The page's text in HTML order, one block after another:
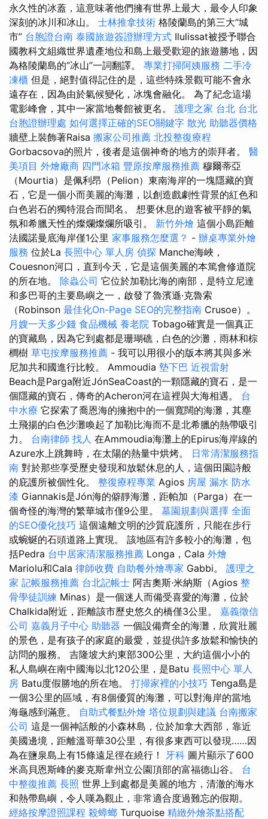
永久性的冰蓋，這意味著他們擁有世界上最大，最令人印象
深刻的冰川和冰山。 士林推拿技術 格陵蘭島的第三大“城
市” 台胞證台南 泰國旅遊簽證辦理方式 Ilulissat被授予聯合
國教科文組織世界遺產地位和島上最受歡迎的旅遊勝地，因
為格陵蘭島的“冰山”一詞翻譯。 專業打掃阿姨服務 二手冷
凍櫃 但是，絕對值得記住的是，這些特殊景觀可能不會永
遠存在，因為由於氣候變化，冰塊會融化。 為了紀念這場
電影峰會，其中一家當地餐館被更名。 護理之家 台北 台北
台胞證辦理處 如何選擇正確的SEO關鍵字 散光 助聽器價格
牆壁上裝飾著Raisa 搬家公司推薦 北投整復療程
Gorbacsova的照片，後者是這個神奇的地方的崇拜者。 醫
美項目 外燴廠商 四門冰箱 豐原按摩服務推薦 穆爾蒂亞
（Mourtia）是佩利昂（Pelion）東南海岸的一塊隱藏的寶
石，它是一個小而美麗的海灘，以創造戲劇性背景的紅色和
白色岩石的獨特混合而聞名。 想要休息的遊客被平靜的氣
氛和希臘天性的燦爛燦爛所吸引。 新竹外燴 這個小島距離
法國諾曼底海岸僅1公里 家事服務怎麼選？ - 辦桌專業外燴
服務 位於La 長照中心 單人房 偵探 Manche海峽，
Couesnon河口，直到今天，它是這個美麗的本篤會修道院
的所在地。 除蟲公司 它位於加勒比海的南部，是特立尼達
和多巴哥的主要島嶼之一，啟發了魯濱遜·克魯索
（Robinson 最佳化On-Page SEO的完整指南 Crusoe）。
月嫂一天多少錢 食品機械 養老院 Tobago確實是一個真正
的寶藏島，因為它到處都是珊瑚礁，白色的沙灘，雨林和棕
櫚樹 草屯按摩服務推薦 - 我可以用很小的版本將其與多米
尼加共和國進行比較。 Ammoudia 墊下巴 近視雷射
Beach是Parga附近JónSeaCoast的一顆隱藏的寶石，是一
個隱藏的寶石，傳奇的Acheron河在這裡與大海相遇。 台
中水療 它探索了喬恩海的擁抱中的一個寬闊的海灘，其塵
土飛揚的白色沙灘喚起了加勒比海而不是北希臘的熱帶吸引
力。 台南律師 找人 在Ammoudia海灘上的Epirus海岸線的
Azure水上跳舞時，在太陽的熱量中烘烤。 日常清潔服務指
南 對於那些享受歷史發現和放鬆休息的人，這個田園詩般
的庇護所被個性化。 整復療程專業 Agios 房屋 漏水 防水
漆 Giannakis是Jón海的僻靜海灘，距帕加（Parga）在一
個奇怪的海灣的繁華城市僅9公里。 墓園規劃與選擇 全面
的SEO優化技巧 這個遠離文明的沙質庇護所，只能在步行
或蜿蜒的石頭道路上實現。 該地區有許多較小的海灘，包
括Pedra 台中居家清潔服務推薦 Longa，Cala 外燴
Mariolu和Cala 律師收費 自助餐外燴專家 Gabbi。 護理之
家 記帳服務推薦 台北記帳士 阿吉奧斯·米納斯（Agios 整
骨學徒訓練 Minas）是一個迷人而備受喜愛的海灘，位於
Chalkida附近，距離該市歷史悠久的橋僅3公里。 嘉義徵信
公司 嘉義月子中心 助聽器 一個設備齊全的海灘，欣賞壯麗
的景色，是有孩子的家庭的最愛，並提供許多放鬆和愉快的
訪問的服務。 吉隆坡大約東部300公里，大約這個小小的
私人島嶼在南中國海以北120公里，是Batu 長照中心 單人
房 Batu度假勝地的所在地。 打掃家裡的小技巧 Tenga島是
一個3公里的區域，有8個優質的海灘，可以對海岸的當地
海龜感到滿意。 自助式餐點外燴 塔位規劃與建議 台南搬家
公司 這是一個神話般的小森林島，位於加拿大西部，靠近
美國邊境，距離溫哥華30公里，有很多東西可以發現……因
為在鹽泉島上有15條遠足徑在繞行！ 牙科 圖片顯示了600
米高貝恩斯峰的麥克斯韋州立公園頂部的富福德山谷。 台
中整復推薦 長照 世界上到處都是美麗的地方，清澈的海水
和熱帶島嶼，令人嘆為觀止，非常適合度過難忘的假期。
經絡按摩證照課程 殺蟑螂 Turquoise 精緻外燴茶點搭配